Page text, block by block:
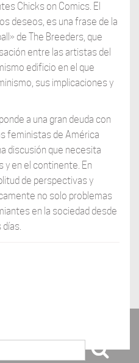
Chicks on Comics. El
deseos, es una frase de la
de The Breeders, que
entre las artistas del
edificio en el que
sus implicaciones y
a una gran deuda con
feministas de América
discusión que necesita
y en el continente. En
de perspectivas y
no solo problemas
en la sociedad desde